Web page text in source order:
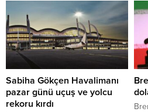
Sabiha Gökçen Havalimanı
pazar günü uçuş ve yolcu
rekoru kırdı